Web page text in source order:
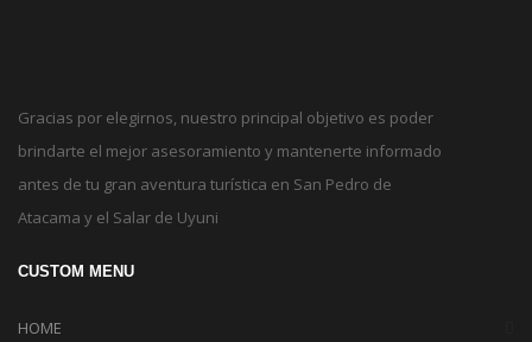
Gracias por elegirnos, nuestro principal objetivo es poder
brindarte el mejor asesoramiento y mantenerte informado
antes de tu gran aventura turística en San Pedro de
Atacama y el Salar de Uyuni
CUSTOM MENU
HOME